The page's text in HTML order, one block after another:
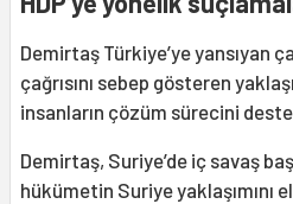
Demirtaş Türkiye’ye yansıyan
çağrısını sebep gösteren
insanların çözüm sürecini
Demirtaş, Suriye’de iç savaş
hükümetin Suriye yaklaşımını